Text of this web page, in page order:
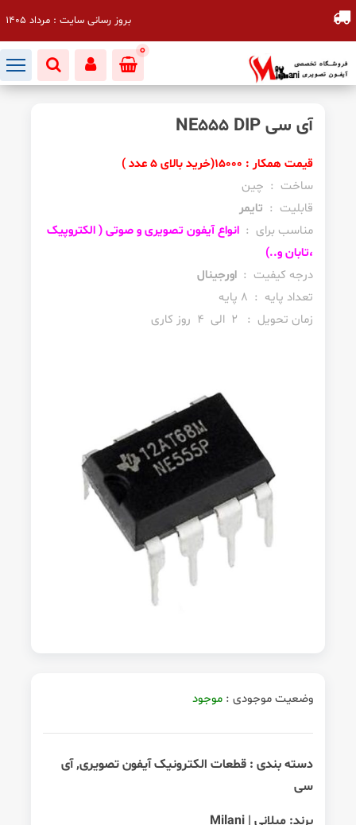
آی سی NE555 DIP
قیمت همکار : 15000(خرید بالای 5 عدد )
ساخت : چین
قابلیت : تایمر
مناسب برای : انواع آیفون تصویری و صوتی ( الکتروپیک
،تابان و..)
درجه کیفیت : اورجینال
تعداد پایه : 8 پایه
زمان تحویل : 2 الی 4 روز کاری
وضعیت موجودی : موجود
دسته بندی : قطعات الکترونیک آیفون تصویری,آی
سی
برند: میلانی | Milani
بروز رسانی سایت : مرداد 1405
0